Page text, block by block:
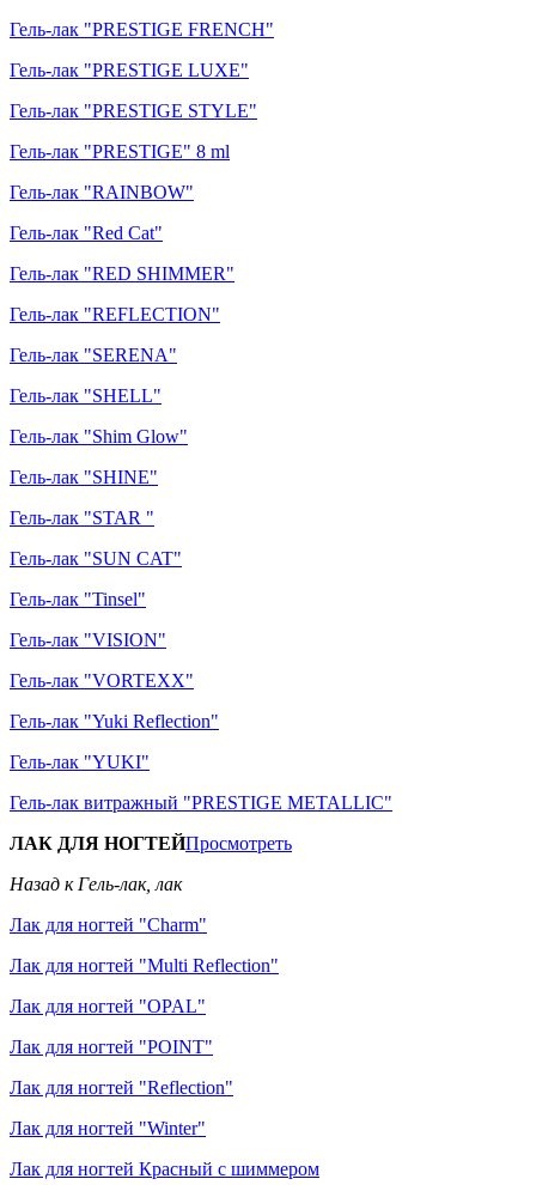
Гель-лак "PRESTIGE FRENCH"
Гель-лак "PRESTIGE LUXE"
Гель-лак "PRESTIGE STYLE"
Гель-лак "PRESTIGE" 8 ml
Гель-лак "RAINBOW"
Гель-лак "Red Cat"
Гель-лак "RED SHIMMER"
Гель-лак "REFLECTION"
Гель-лак "SERENA"
Гель-лак "SHELL"
Гель-лак "Shim Glow"
Гель-лак "SHINE"
Гель-лак "STAR "
Гель-лак "SUN CAT"
Гель-лак "Tinsel"
Гель-лак "VISION"
Гель-лак "VORTEXX"
Гель-лак "Yuki Reflection"
Гель-лак "YUKI"
Гель-лак витражный "PRESTIGE METALLIC"
ЛАК ДЛЯ НОГТЕЙПросмотреть
Назад к Гель-лак, лак
Лак для ногтей "Charm"
Лак для ногтей "Multi Reflection"
Лак для ногтей "OPAL"
Лак для ногтей "POINT"
Лак для ногтей "Reflection"
Лак для ногтей "Winter"
Лак для ногтей Красный с шиммером